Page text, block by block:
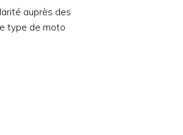
auprès des
type de moto